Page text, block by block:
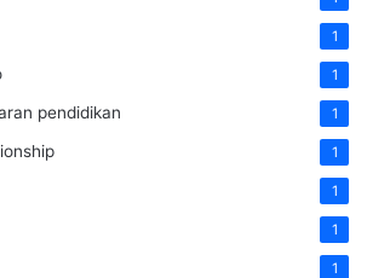
1
1
pendidikan 1
1
1
1
1